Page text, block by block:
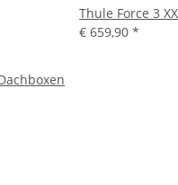
Thule Force 3
€ 659,90 *